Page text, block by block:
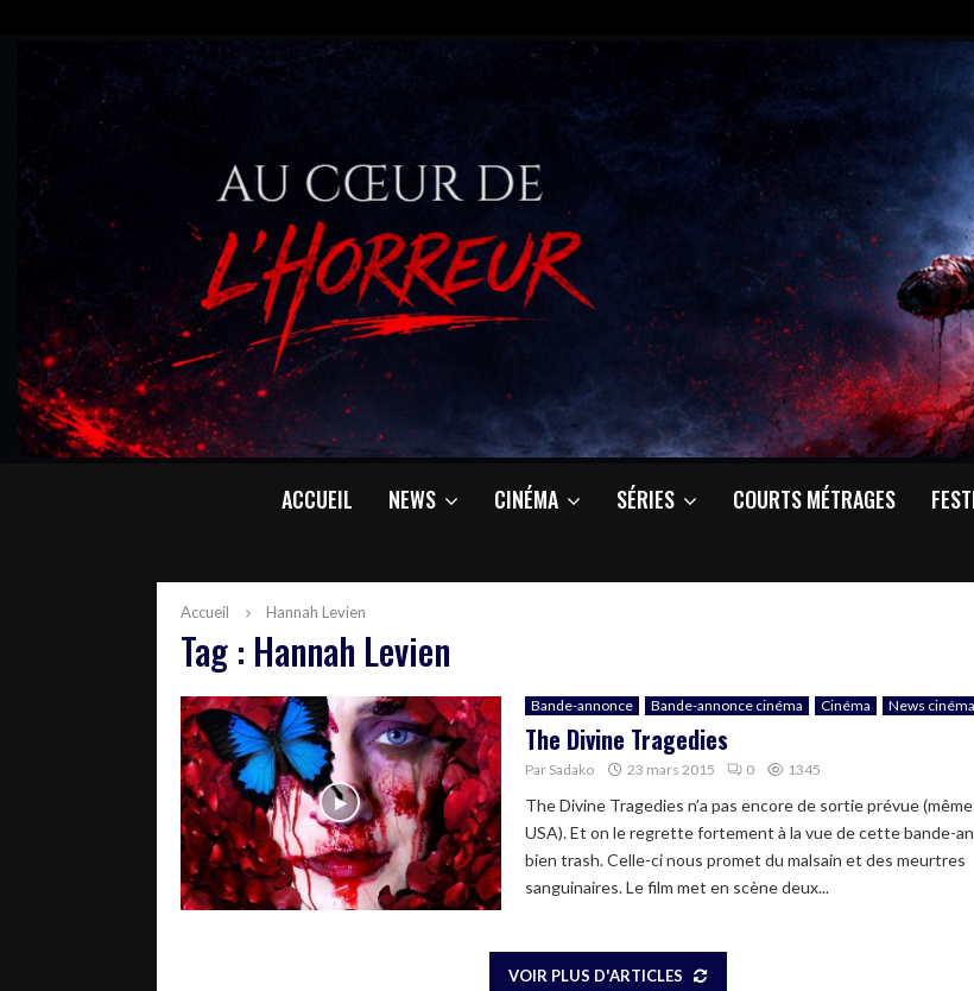
ACCUEIL NEWS CINÉMA SÉRIES COURTS MÉTRAGES
Accueil Hannah Levien
Tag : Hannah Levien
Bande-annonce Bande-annonce cinéma Cinéma News cinéma
The Divine Tragedies
Par Sadako 23 mars 2015 0 1345
The Divine Tragedies n’a pas encore de sortie prévue
USA). Et on le regrette fortement à la vue de cette bande-
bien trash. Celle-ci nous promet du malsain et des meurtres
sanguinaires. Le film met en scène deux...
VOIR PLUS D'ARTICLES